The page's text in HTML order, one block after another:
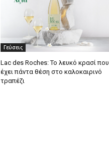
Γεύσεις
Lac des Roches: Το λευκό κρασί που
έχει πάντα θέση στο καλοκαιρινό
τραπέζι